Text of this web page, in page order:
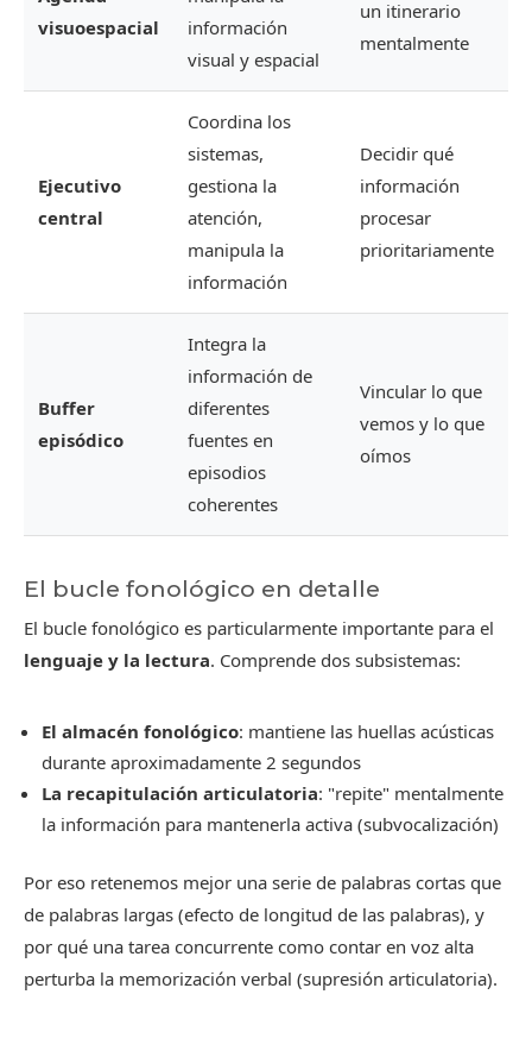
visuoespacial
información
visual y espacial
un itinerario
mentalmente
Ejecutivo
central
Coordina los
sistemas,
gestiona la
atención,
manipula la
información
Decidir qué
información
procesar
prioritariamente
Buffer
episódico
Integra la
información de
diferentes
fuentes en
episodios
coherentes
Vincular lo que
vemos y lo que
oímos
El bucle fonológico en detalle
El bucle fonológico es particularmente importante para el
lenguaje y la lectura. Comprende dos subsistemas:
El almacén fonológico: mantiene las huellas acústicas
durante aproximadamente 2 segundos
La recapitulación articulatoria: "repite" mentalmente
la información para mantenerla activa (subvocalización)
Por eso retenemos mejor una serie de palabras cortas que
de palabras largas (efecto de longitud de las palabras), y
por qué una tarea concurrente como contar en voz alta
perturba la memorización verbal (supresión articulatoria).